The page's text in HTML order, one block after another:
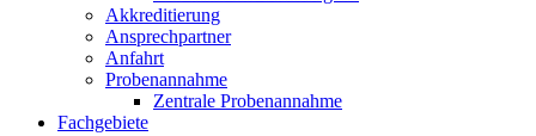
Akkreditierung
Ansprechpartner
Anfahrt
Probenannahme
Zentrale Probenannahme
Fachgebiete